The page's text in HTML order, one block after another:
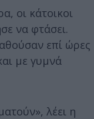
οι κάτοικοι
να φτάσει.
επί ώρες
με γυμνά
λέει η